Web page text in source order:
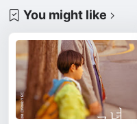
You might like